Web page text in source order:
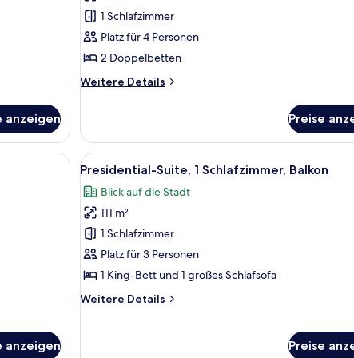
anzeigen
(View)
anzeigen
1 Schlafzimmer
Platz für 4 Personen
2 Doppelbetten
Weitere Details
Weitere
2 Doppelbetten
(View)
Preise
Bett, Schreibtisch mit Fernseher, Stuhl, kleinem Tisch und einem Fenster
anzeigen
Alle
Fotos
für
Presidential-
Suite,
1
Schlafzimmer,
anzeigen
Ein Hotelzimmer mit
6
Presidential-Suite, 1 Schlafzimmer, Balkon
Blick auf die Stadt
111 m²
1 Schlafzimmer
Platz für 3 Personen
1 King-Bett und 1 großes Schlafsofa
Weitere Details
Weitere
Preise